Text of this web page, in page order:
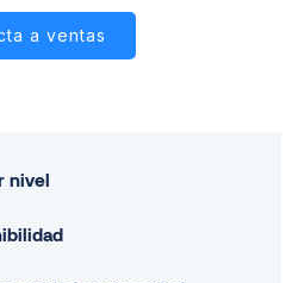
a ventas
nivel